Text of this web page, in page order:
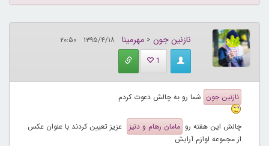
نازنین جون <مهرمینا
۱۳۹۵/۴/۱۸ ۲۰:۵۰
1
نازنین جون شما رو به چالش دعوت کردم
چالش این هفته رو مامان رهام و دنیز
عزیز تعیین کردند با عنوان عکس
از مجموعه لوازم آرایش